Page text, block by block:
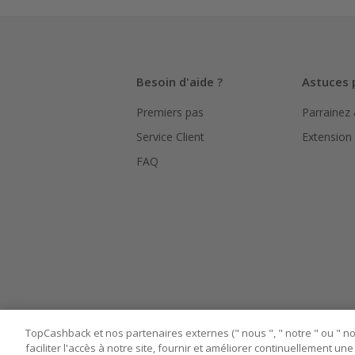
le suivi
Pour
bouton
Assurez-
Besoin d'aide ?
Premiers pas
Service Client
FAQ
Astuces
TopCashback et nos partenaires externes (" nous ", " notre " ou "
faciliter l'accès à notre site, fournir et améliorer continuellement